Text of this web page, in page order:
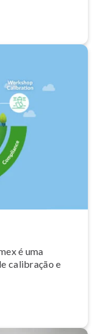
é uma
calibração e